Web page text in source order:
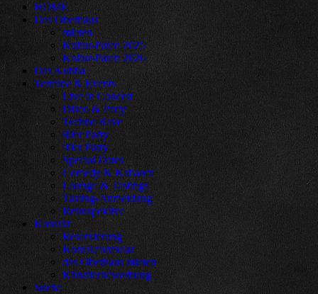
HOME
Das Oberhaus
mieten
Kultur-Paten 2025
Kultur-Paten 2026
Das Kubba
Termine & Events
Live in Concert
Disco & Party
Techno Rave
80er Party
90er Party
Special Dates
Comedy & Kabarett
Lounge & Tastings
Tasting-Anmeldung
Retrospektive
Kontakt
Reservierung
Kontakformular
das Oberhaus mieten
Künstlerbewerbung
Suche